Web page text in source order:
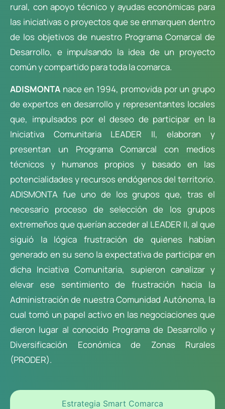
rural, con apoyo técnico y ayudas económicas para
las iniciativas o proyectos que se enmarquen dentro
de los objetivos de nuestro Programa Comarcal de
Desarrollo, e impulsando la idea de un proyecto
común y compartido para toda la comarca.
ADISMONTA nace en 1994, promovida por un grupo
de expertos en desarrollo y representantes locales
que, impulsados por el deseo de participar en la
Iniciativa Comunitaria LEADER II, elaboran y
presentan un Programa Comarcal con medios
técnicos y humanos propios y basado en las
potencialidades y recursos endógenos del territorio.
ADISMONTA fue uno de los grupos que, tras el
necesario proceso de selección de los grupos
extremeños que querían acceder al LEADER II, al que
siguió la lógica frustración de quienes habían
generado en su seno la expectativa de participar en
dicha Inciativa Comunitaria, supieron canalizar y
elevar ese sentimiento de frustración hacia la
Administración de nuestra Comunidad Autónoma, la
cual tomó un papel activo en las negociaciones que
dieron lugar al conocido Programa de Desarrollo y
Diversificación Económica de Zonas Rurales
(PRODER).
Estrategia Smart Comarca